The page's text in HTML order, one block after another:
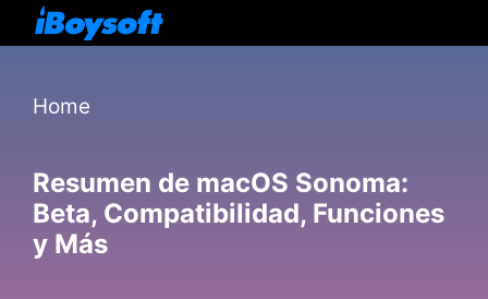
Home
Resumen de macOS Sonoma:
Beta, Compatibilidad, Funciones
y Más